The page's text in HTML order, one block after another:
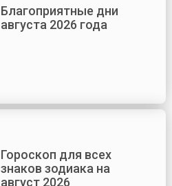
Благоприятные дни
августа 2026 года
Гороскоп для всех
знаков зодиака на
август 2026